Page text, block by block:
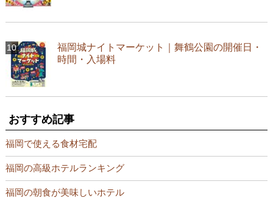
福岡城ナイトマーケット｜舞鶴公園の開催日・
時間・入場料
おすすめ記事
福岡で使える食材宅配
福岡の高級ホテルランキング
福岡の朝食が美味しいホテル